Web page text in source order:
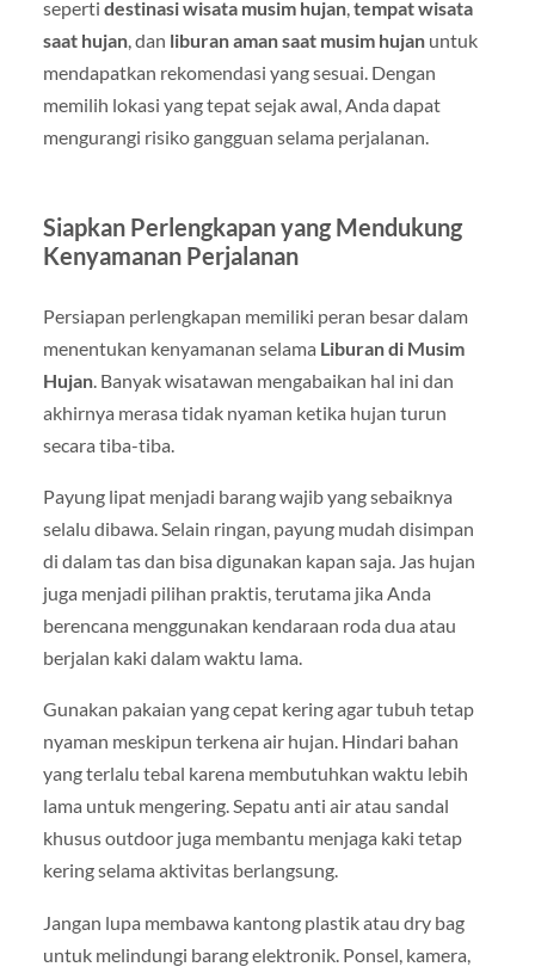
seperti destinasi wisata musim hujan,tempat wisata
saat hujan, dan liburan aman saat musim hujanuntuk
mendapatkan rekomendasi yang sesuai. Dengan
memilih lokasi yang tepat sejak awal, Anda dapat
mengurangi risiko gangguan selama perjalanan.
Siapkan Perlengkapan yang Mendukung
Kenyamanan Perjalanan
Persiapan perlengkapan memiliki peran besar dalam
menentukan kenyamanan selama Liburan di Musim
Hujan. Banyak wisatawan mengabaikan hal ini dan
akhirnya merasa tidak nyaman ketika hujan turun
secara tiba-tiba.
Payung lipat menjadi barang wajib yang sebaiknya
selalu dibawa. Selain ringan, payung mudah disimpan
di dalam tas dan bisa digunakan kapan saja. Jas hujan
juga menjadi pilihan praktis, terutama jika Anda
berencana menggunakan kendaraan roda dua atau
berjalan kaki dalam waktu lama.
Gunakan pakaian yang cepat kering agar tubuh tetap
nyaman meskipun terkena air hujan. Hindari bahan
yang terlalu tebal karena membutuhkan waktu lebih
lama untuk mengering. Sepatu anti air atau sandal
khusus outdoor juga membantu menjaga kaki tetap
kering selama aktivitas berlangsung.
Jangan lupa membawa kantong plastik atau dry bag
untuk melindungi barang elektronik. Ponsel, kamera,